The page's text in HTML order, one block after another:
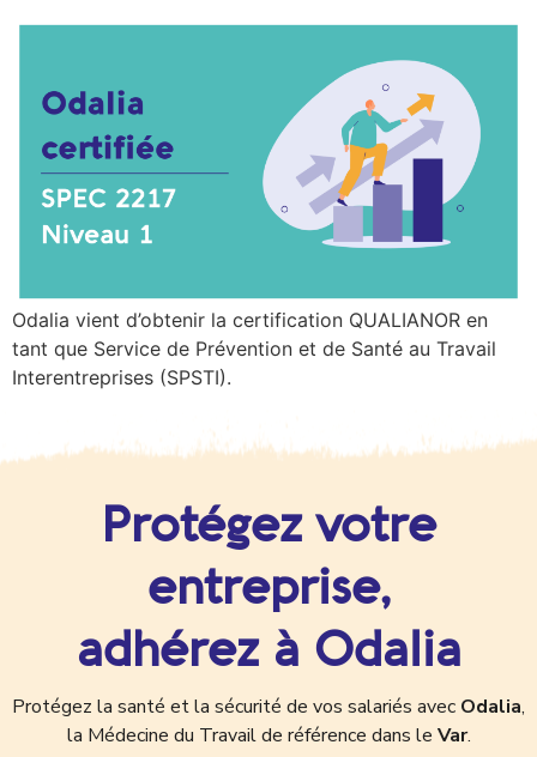
Odalia vient d’obtenir la certification QUALIANOR en
tant que Service de Prévention et de Santé au Travail
Interentreprises (SPSTI).
Protégez votre
entreprise,
adhérez à Odalia
Protégez la santé et la sécurité de vos salariés avec Odalia,
la Médecine du Travail de référence dans le Var.